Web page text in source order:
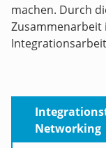
machen. Durch
Zusammenarbeit
Networking